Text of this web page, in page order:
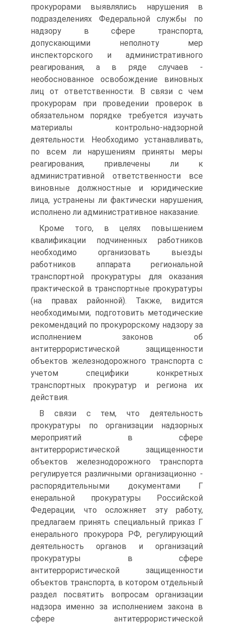
прокурорами выявлялись нарушения в
подразделениях Федеральной службы по
надзору в сфере транспорта,
допускающими неполноту мер
инспекторского и административного
реагирования, а в ряде случаев -
необоснованное освобождение виновных
лиц от ответственности. В связи с чем
прокурорам при проведении проверок в
обязательном порядке требуется изучать
материалы контрольно-надзорной
деятельности. Необходимо устанавливать,
по всем ли нарушениям приняты меры
реагирования, привлечены ли к
административной ответственности все
виновные должностные и юридические
лица, устранены ли фактически нарушения,
исполнено ли административное наказание.
Кроме того, в целях повышением
квалификации подчиненных работников
необходимо организовать выезды
работников аппарата региональной
транспортной прокуратуры для оказания
практической в транспортные прокуратуры
(на правах районной). Также, видится
необходимыми, подготовить методические
рекомендаций по прокурорскому надзору за
исполнением законов об
антитеррористической защищенности
объектов железнодорожного транспорта с
учетом специфики конкретных
транспортных прокуратур и региона их
действия.
В связи с тем, что деятельность
прокуратуры по организации надзорных
мероприятий в сфере
антитеррористической защищенности
объектов железнодорожного транспорта
регулируется различными организационно -
распорядительными документами Г
енеральной прокуратуры Российской
Федерации, что осложняет эту работу,
предлагаем принять специальный приказ Г
енерального прокурора РФ, регулирующий
деятельность органов и организаций
прокуратуры в сфере
антитеррористической защищенности
объектов транспорта, в котором отдельный
раздел посвятить вопросам организации
надзора именно за исполнением закона в
сфере антитеррористической